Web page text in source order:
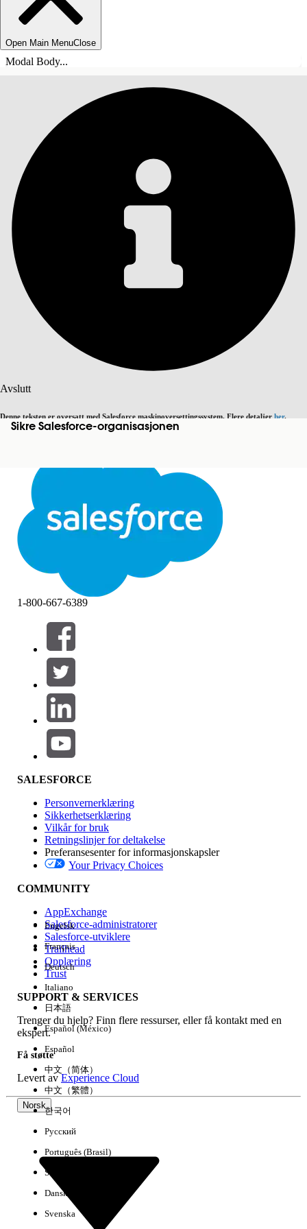
Open Main MenuClose
Modal Body...
Avslutt
Denne teksten er oversatt med Salesforce maskinoversettingssystem. Flere detaljer her.
Bytt til engelsk Ikke nå
Avslutt Avslutt
Sikre Salesforce-organisasjonen
Vis innholdsfortegnelse
Filtre (0)
VELG FILTRE
Produktområde
Funksjonsinnvirkning
Utgave
Erfaring
Fjern alle Utført
1-800-667-6389
SALESFORCE
Personvernerklæring
Sikkerhetserklæring
Vilkår for bruk
Retningslinjer for deltakelse
Preferansesenter for informasjonskapsler
Your Privacy Choices
COMMUNITY
AppExchange
Salesforce-administratorer
Salesforce-utviklere
Trailhead
Opplæring
Trust
SUPPORT & SERVICES
Trenger du hjelp? Finn flere ressurser, eller få kontakt med en
ekspert.
Få støtte
Levert avExperience Cloud
Norsk
Engelsk
Français
Deutsch
Italiano
日本語
Español (México)
Español
中文（简体）
中文（繁體）
한국어
Русский
Português (Brasil)
Suomi
Dansk
Svenska